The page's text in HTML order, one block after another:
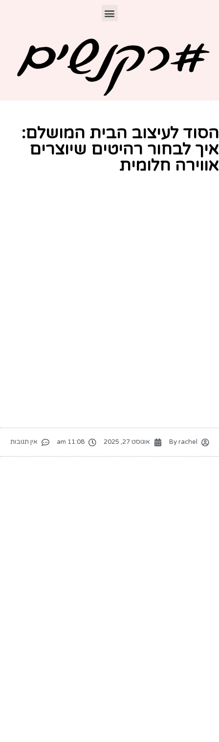
לעיצוב הבית המושלם:
לבחור רהיטים שיוצרים
חלומית
Byrachel אוגוסט 27, 2025 11:08 am אין תגובות